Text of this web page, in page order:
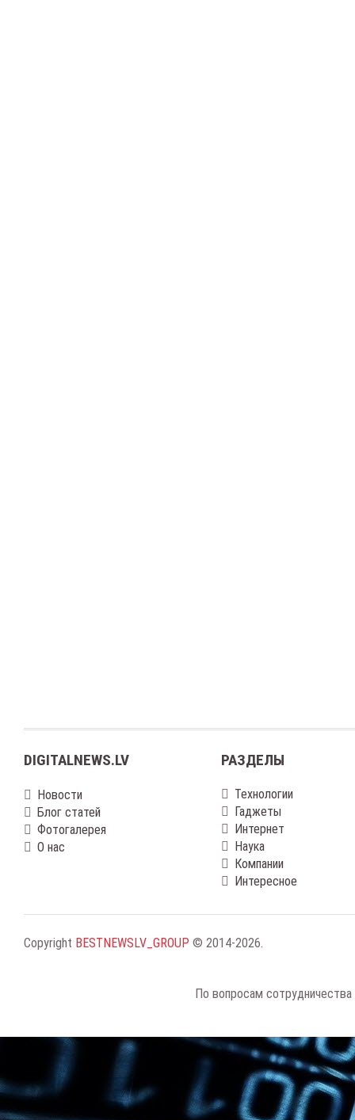
DIGITALNEWS.LV
Новости
Блог статей
Фотогалерея
О нас
РАЗДЕЛЫ
Технологии
Гаджеты
Интернет
Наука
Компании
Интересное
Copyright BESTNEWSLV_GROUP © 2014-2026.
По вопросам